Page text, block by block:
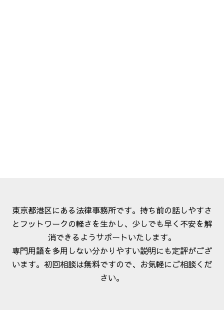
東京都港区にある法律事務所です。持ち前の話しやすさ
とフットワークの軽さを生かし、少しでも早く不安を解
消できるようサポートいたします。
専門用語を多用しない分かりやすい説明にも定評がござ
います。初回相談は無料ですので、お気軽にご相談くだ
さい。